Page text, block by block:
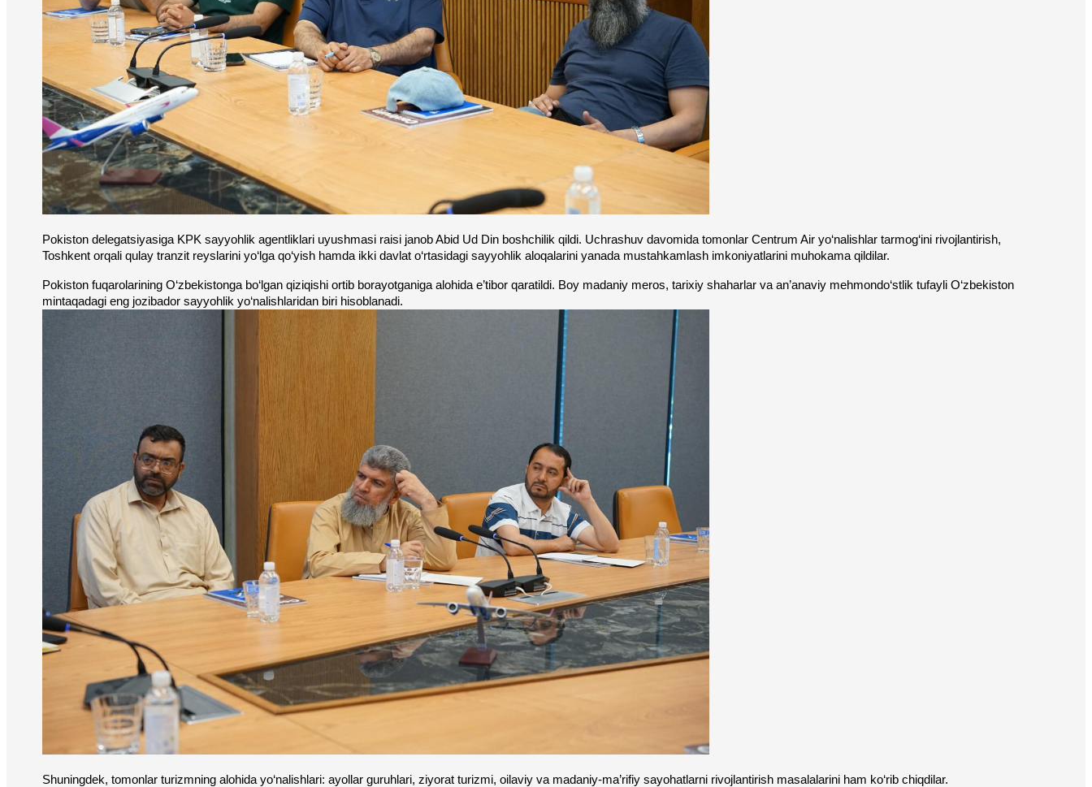
Pokiston delegatsiyasiga KPK sayyohlik agentliklari uyushmasi raisi janob Abid Ud Din boshchilik qildi. Uchrashuv davomida tomonlar Centrum Air yo‘nalishlar tarmog‘ini rivojlantirish,
Toshkent orqali qulay tranzit reyslarini yo‘lga qo‘yish hamda ikki davlat o‘rtasidagi sayyohlik aloqalarini yanada mustahkamlash imkoniyatlarini muhokama qildilar.
Pokiston fuqarolarining O‘zbekistonga bo‘lgan qiziqishi ortib borayotganiga alohida e’tibor qaratildi. Boy madaniy meros, tarixiy shaharlar va an’anaviy mehmondo‘stlik tufayli O‘zbekiston
mintaqadagi eng jozibador sayyohlik yo‘nalishlaridan biri hisoblanadi.
Shuningdek, tomonlar turizmning alohida yo‘nalishlari: ayollar guruhlari, ziyorat turizmi, oilaviy va madaniy-ma’rifiy sayohatlarni rivojlantirish masalalarini ham ko‘rib chiqdilar.